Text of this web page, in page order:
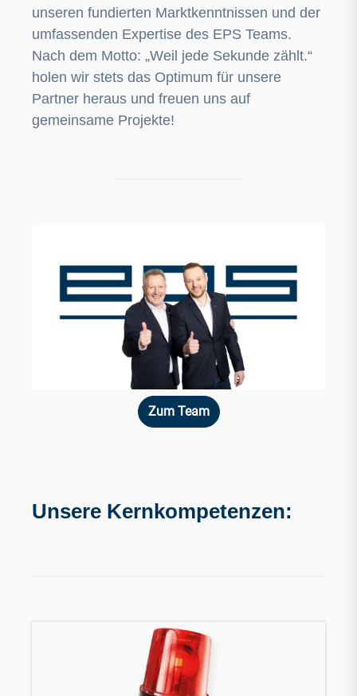
unseren fundierten Marktkenntnissen und der
umfassenden Expertise des EPS Teams.
Nach dem Motto: „Weil jede Sekunde zählt.“
holen wir stets das Optimum für unsere
Partner heraus und freuen uns auf
gemeinsame Projekte!
Zum Team
Unsere Kernkompetenzen: